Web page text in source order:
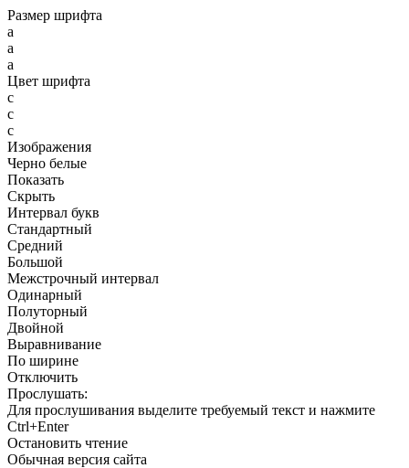
Размер шрифта
a
a
a
Цвет шрифта
c
c
c
Изображения
Черно белые
Показать
Скрыть
Интервал букв
Стандартный
Средний
Большой
Межстрочный интервал
Одинарный
Полуторный
Двойной
Выравнивание
По ширине
Отключить
Прослушать:
Для прослушивания выделите требуемый текст и нажмите
Ctrl+Enter
Остановить чтение
Обычная версия сайта